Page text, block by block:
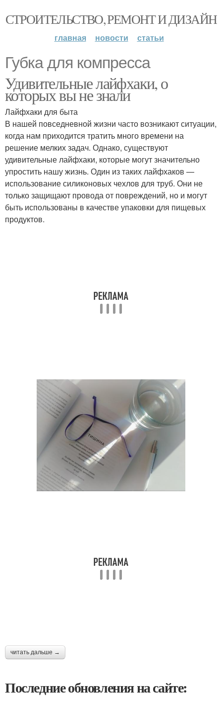
СТРОИТЕЛЬСТВО, РЕМОНТ И ДИЗАЙН
главная новости статьи
Губка для компресса
Удивительные лайфхаки, о
которых вы не знали
Лайфхаки для быта
В нашей повседневной жизни часто возникают ситуации,
когда нам приходится тратить много времени на
решение мелких задач. Однако, существуют
удивительные лайфхаки, которые могут значительно
упростить нашу жизнь. Один из таких лайфхаков —
использование силиконовых чехлов для труб. Они не
только защищают провода от повреждений, но и могут
быть использованы в качестве упаковки для пищевых
продуктов.
читать дальше →
Последние обновления на сайте: